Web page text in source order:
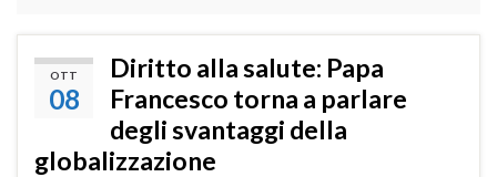
OTT
08
Diritto alla salute: Papa
Francesco torna a parlare
degli svantaggi della
globalizzazione